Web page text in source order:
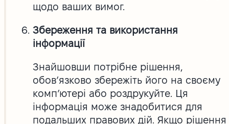
щодо ваших вимог.
Збереження та використання
інформації
Знайшовши потрібне рішення,
обов’язково збережіть його на своєму
комп’ютері або роздрукуйте. Ця
інформація може знадобитися для
подальших правових дій. Якщо рішення